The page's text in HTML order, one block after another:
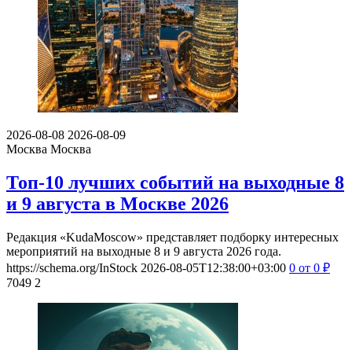
2026-08-08 2026-08-09
Москва Москва
Топ-10 лучших событий на выходные 8
и 9 августа в Москве 2026
Редакция «KudaMoscow» представляет подборку интересных
мероприятий на выходные 8 и 9 августа 2026 года.
https://schema.org/InStock 2026-08-05T12:38:00+03:00 0 от 0 ₽
7049 2